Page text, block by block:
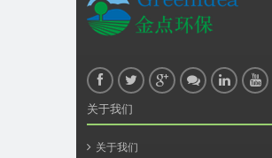
关于我们
关于我们